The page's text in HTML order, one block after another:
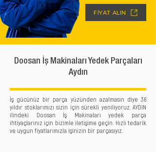
FİYAT ALIN
Doosan İş Makinaları Yedek Parçaları
Aydın
İş gücünüz bir parça yüzünden azalmasın diye 36
yıldır stoklarımızı sizin için sürekli yeniliyoruz. AYDIN
ilindeki Doosan İş Makinaları yedek parça
ihtiyaçlarınız için bizimle iletişime geçin. Hızlı tedarik
ve uygun fiyatlarımızla işinizin bir parçasıyız.